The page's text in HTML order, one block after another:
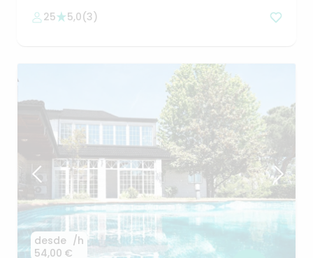
25
5,0(3)
desde
54,00 €
/h